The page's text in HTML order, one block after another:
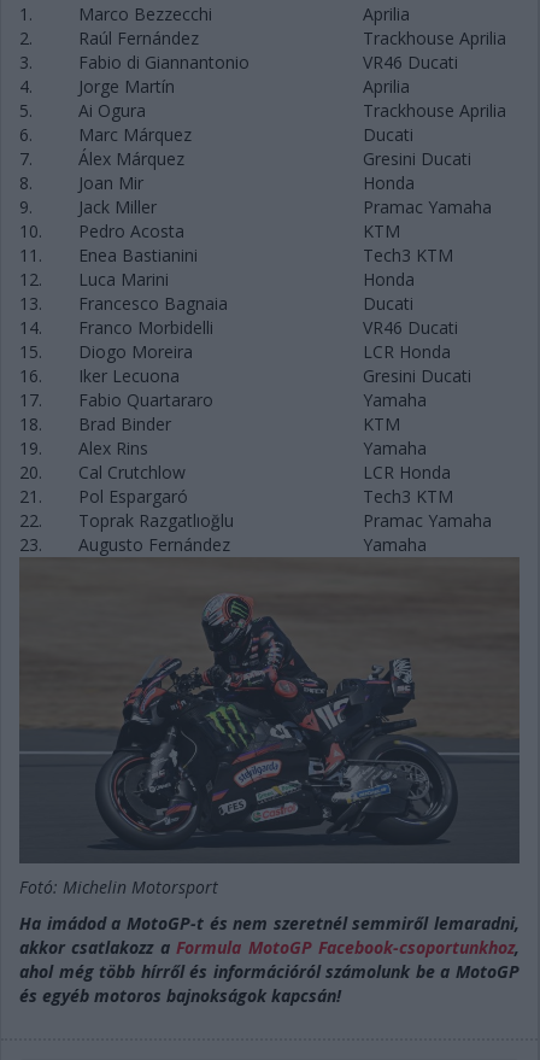
1.
Marco Bezzecchi
Aprilia
2.
Raúl Fernández
Trackhouse Aprilia
3.
Fabio di Giannantonio
VR46 Ducati
4.
Jorge Martín
Aprilia
5.
Ai Ogura
Trackhouse Aprilia
6.
Marc Márquez
Ducati
7.
Álex Márquez
Gresini Ducati
8.
Joan Mir
Honda
9.
Jack Miller
Pramac Yamaha
10.
Pedro Acosta
KTM
11.
Enea Bastianini
Tech3 KTM
12.
Luca Marini
Honda
13.
Francesco Bagnaia
Ducati
14.
Franco Morbidelli
VR46 Ducati
15.
Diogo Moreira
LCR Honda
16.
Iker Lecuona
Gresini Ducati
17.
Fabio Quartararo
Yamaha
18.
Brad Binder
KTM
19.
Alex Rins
Yamaha
20.
Cal Crutchlow
LCR Honda
21.
Pol Espargaró
Tech3 KTM
22.
Toprak Razgatlıoğlu
Pramac Yamaha
23.
Augusto Fernández Yamaha
Fotó: Michelin Motorsport
Ha imádod a MotoGP-t és nem szeretnél semmiről lemaradni,
akkor csatlakozz aFormula MotoGP Facebook-csoportunkhoz,
ahol még több hírről és információról számolunk be a MotoGP
és egyéb motoros bajnokságok kapcsán!